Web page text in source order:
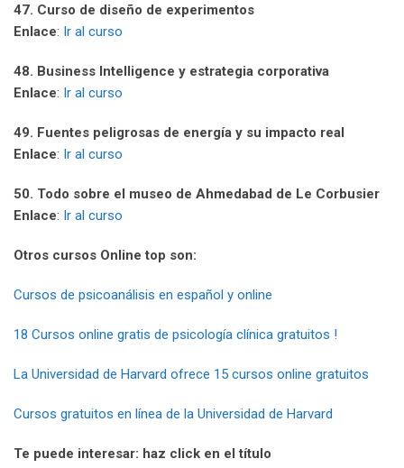
47. Curso de diseño de experimentos
Enlace: Ir al curso
48. Business Intelligence y estrategia corporativa
Enlace: Ir al curso
49. Fuentes peligrosas de energía y su impacto real
Enlace: Ir al curso
50. Todo sobre el museo de Ahmedabad de Le Corbusier
Enlace: Ir al curso
Otros cursos Online top son:
Cursos de psicoanálisis en español y online
18 Cursos online gratis de psicología clínica gratuitos !
La Universidad de Harvard ofrece 15 cursos online gratuitos
Cursos gratuitos en línea de la Universidad de Harvard
Te puede interesar: haz click en el título